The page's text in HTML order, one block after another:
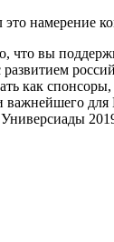
намерение
что вы
как
важнейшего для